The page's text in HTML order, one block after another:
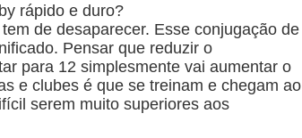
rápido e duro?
de desaparecer. Esse conjugação de
Pensar que reduzir o
para 12 simplesmente vai aumentar o
e clubes é que se treinam e chegam ao
serem muito superiores aos